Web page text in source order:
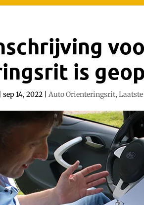
is
|sep 14, 2022 |Auto Orienteringsrit,